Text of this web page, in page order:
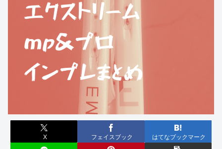
X フェイスブック はてなブックマーク